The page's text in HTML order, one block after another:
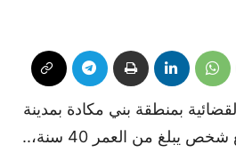
بمنطقة بني مكادة بمدينة
طنجة تحقيقا قضائيا مع شخص يبلغ من العمر 40 سنة،..